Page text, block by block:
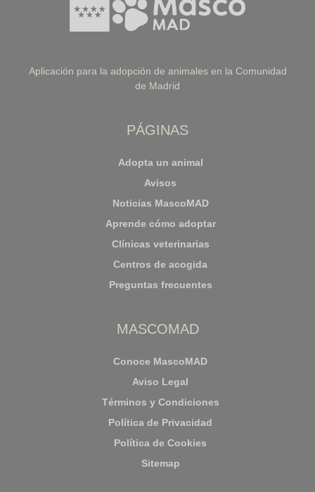
Aplicación para la adopción de animales en la Comunidad
de Madrid
PÁGINAS
Adopta un animal
Avisos
Noticias MascoMAD
Aprende cómo adoptar
Clínicas veterinarias
Centros de acogida
Preguntas frecuentes
MASCOMAD
Conoce MascoMAD
Aviso Legal
Términos y Condiciones
Política de Privacidad
Política de Cookies
Sitemap